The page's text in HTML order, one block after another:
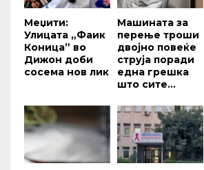
Меџити:
Улицата „Фаик
Коница” во
Дижон доби
сосема нов лик
Машината за
перење троши
двојно повеќе
струја поради
една грешка
што сите...